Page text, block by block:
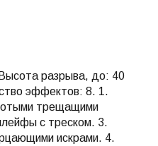
разрыва, до: 40
эффектов: 8. 1.
трещащими
с треском. 3.
искрами. 4.